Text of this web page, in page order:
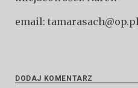
email: tamarasach@op.pl
DODAJ KOMENTARZ